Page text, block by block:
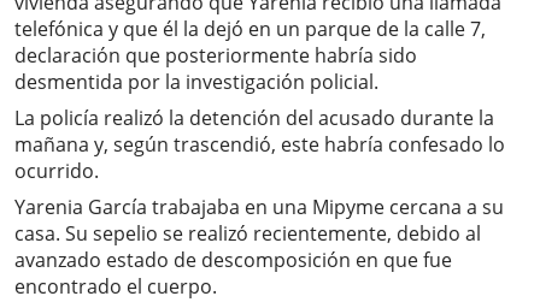
telefónica y que él la dejó en un parque de la calle 7,
declaración que posteriormente habría sido
desmentida por la investigación policial.
La policía realizó la detención del acusado durante la
mañana y, según trascendió, este habría confesado lo
ocurrido.
Yarenia García trabajaba en una Mipyme cercana a su
casa. Su sepelio se realizó recientemente, debido al
avanzado estado de descomposición en que fue
encontrado el cuerpo.